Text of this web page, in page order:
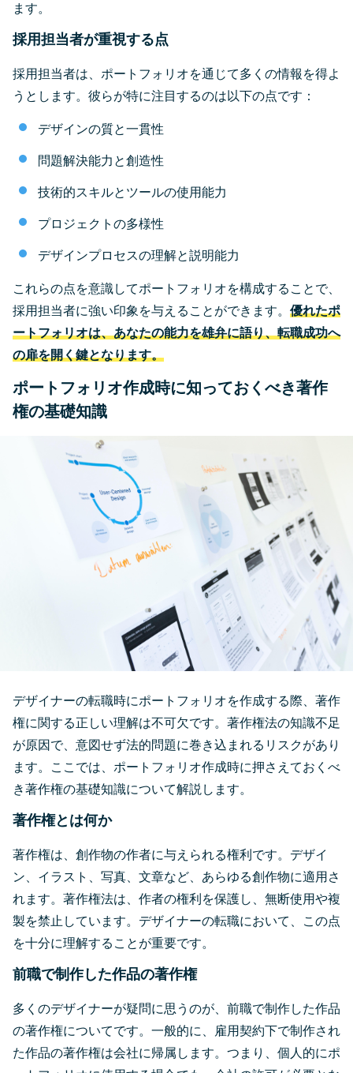
ます。
採用担当者が重視する点
採用担当者は、ポートフォリオを通じて多くの情報を得よ
うとします。彼らが特に注目するのは以下の点です：
デザインの質と一貫性
問題解決能力と創造性
技術的スキルとツールの使用能力
プロジェクトの多様性
デザインプロセスの理解と説明能力
これらの点を意識してポートフォリオを構成することで、
採用担当者に強い印象を与えることができます。 優れたポ
ートフォリオは、あなたの能力を雄弁に語り、転職成功へ
の扉を開く鍵となります。
ポートフォリオ作成時に知っておくべき著作
権の基礎知識
デザイナーの転職時にポートフォリオを作成する際、著作
権に関する正しい理解は不可欠です。著作権法の知識不足
が原因で、意図せず法的問題に巻き込まれるリスクがあり
ます。ここでは、ポートフォリオ作成時に押さえておくべ
き著作権の基礎知識について解説します。
著作権とは何か
著作権は、創作物の作者に与えられる権利です。デザイ
ン、イラスト、写真、文章など、あらゆる創作物に適用さ
れます。著作権法は、作者の権利を保護し、無断使用や複
製を禁止しています。デザイナーの転職において、この点
を十分に理解することが重要です。
前職で制作した作品の著作権
多くのデザイナーが疑問に思うのが、前職で制作した作品
の著作権についてです。一般的に、雇用契約下で制作され
た作品の著作権は会社に帰属します。つまり、個人的にポ